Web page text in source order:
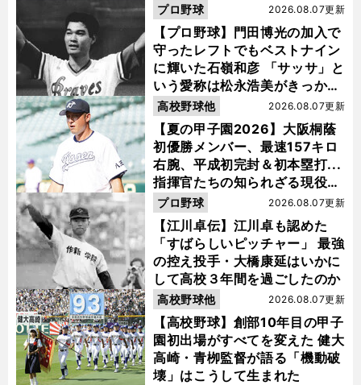
選ぶ理由
【プロ野球】門田博光の加入で
守ったレフトでもベストナイン
に輝いた石嶺和彦 「サッサ」と
いう愛称は松永浩美がきっか
け？
2026.08.07更新
プロ野球
【夏の甲子園2026】大阪桐蔭
初優勝メンバー、最速157キロ
右腕、平成初完封＆初本塁打...
指揮官たちの知られざる現役時
代
2026.08.07更新
高校野球他
【江川卓伝】江川卓も認めた
「すばらしいピッチャー」 最強
の控え投手・大橋康延はいかに
して高校３年間を過ごしたのか
2026.08.07更新
プロ野球
【高校野球】創部10年目の甲子
園初出場がすべてを変えた 健大
高崎・青栁監督が語る「機動破
壊」はこうして生まれた
2026.08.07更新
高校野球他